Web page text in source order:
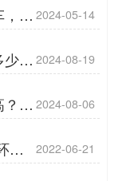
守 2024-05-14
少
2024-08-19
2024-08-06
卫
2022-06-21